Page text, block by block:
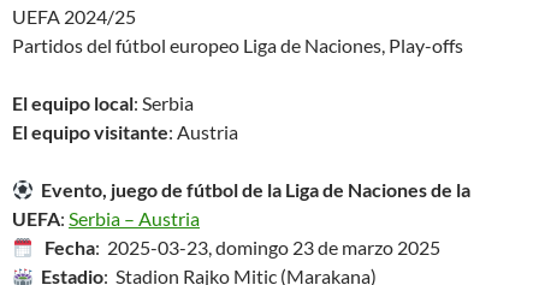
UEFA 2024/25
Partidos del fútbol europeo Liga de Naciones, Play-offs
El equipo local: Serbia
El equipo visitante: Austria
Evento, juego de fútbol de la Liga de Naciones de la
UEFA: Serbia – Austria
Fecha: 2025-03-23, domingo 23 de marzo 2025
Estadio: Stadion Rajko Mitic (Marakana)